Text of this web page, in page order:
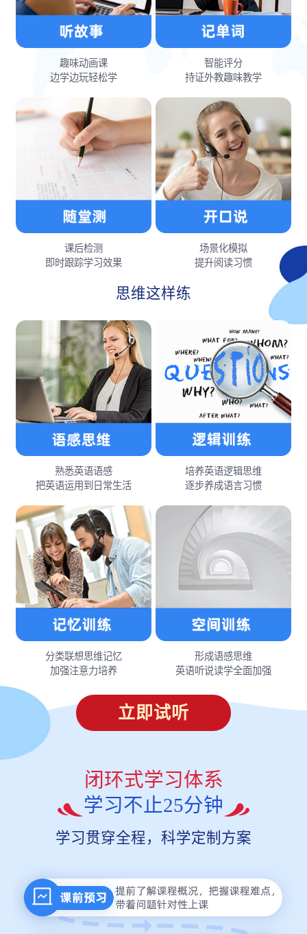
趣味动画课
边学边玩轻松学
智能评分
持证外教趣味教学
课后检测
即时跟踪学习效果
场景化模拟
提升阅读习惯
思维这样练
熟悉英语语感
把英语运用到日常生活
培养英语逻辑思维
逐步养成语言习惯
分类联想思维记忆
加强注意力培养
形成语感思维
英语听说读学全面加强
立即试听
闭环式学习体系
学习不止25分钟
学习贯穿全程，科学定制方案